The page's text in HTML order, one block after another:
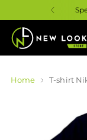
Home T-shirt